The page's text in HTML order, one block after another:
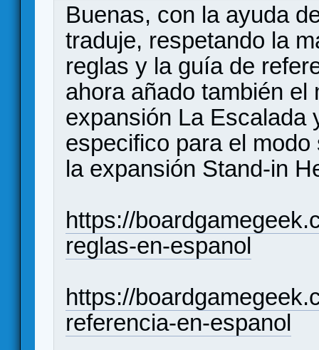
Buenas, con la ayuda
traduje, respetando la
reglas y la guía de
ahora añado también el
expansión La Escalada
especifico para el
la expansión Stand-in
https://
reglas-en-espanol
https://
referencia-en-espanol